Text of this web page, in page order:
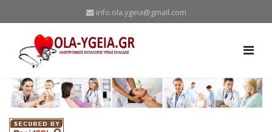
info.ola.ygeia@gmail.com